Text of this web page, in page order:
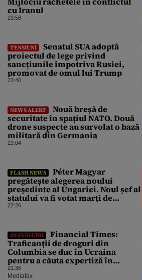
cu Iranul
23:58
TENSIUNI
Senatul SUA adoptă
proiectul de lege privind
sancțiunile împotriva Rusiei,
promovat de omul lui Trump
23:40
NEWS ALERT
Nouă breșă de
securitate în spațiul NATO. Două
drone suspecte au survolat o bază
militară din Germania
23:04
FLASH NEWS
Péter Magyar
pregătește alegerea noului
președinte al Ungariei. Noul șef al
statului va fi votat marți de
Parlament
22:26
DEZVĂLUIRI
Financial Times:
Traficanții de droguri din
Columbia se duc în Ucraina
pentru a căuta expertiză în
domeniul dronelor
21:36
Mediafax